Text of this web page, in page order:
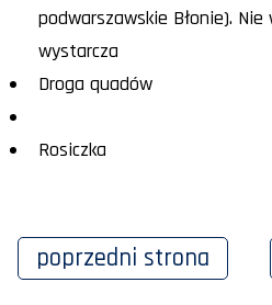
podwarszawskie Błonie).
wystarcza
Droga quadów
Rosiczka
poprzedni strona